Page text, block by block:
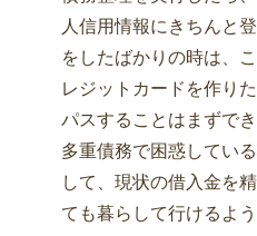
人信用情報にきちんと
をしたばかりの時は、
レジットカードを作り
パスすることはまずでき
多重債務で困惑してい
して、現状の借入金を
ても暮らして行けるよ